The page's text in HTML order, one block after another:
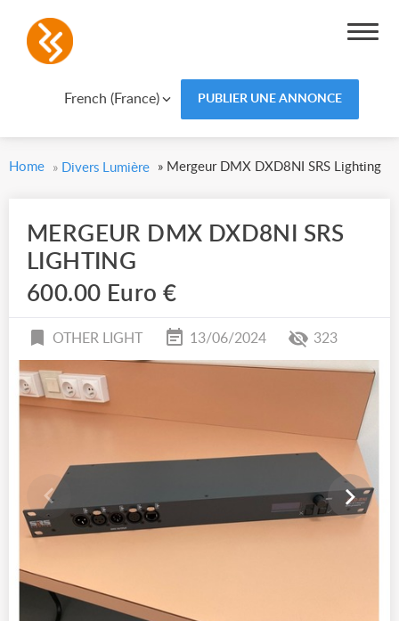
French (France) PUBLIER UNE ANNONCE
Home » Divers Lumière » Mergeur DMX DXD8NI SRS Lighting
MERGEUR DMX DXD8NI SRS
LIGHTING
600.00 Euro €
OTHER LIGHT 13/06/2024 323